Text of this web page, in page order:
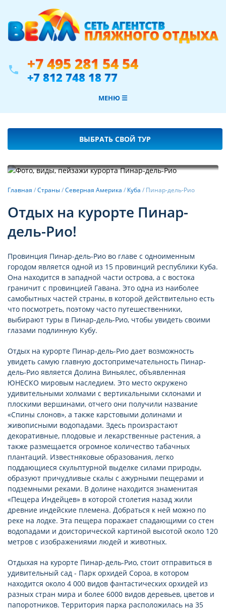
phone +7 495 281 54 54
+7 812 748 18 77
МЕНЮ ☰
ВЫБРАТЬ СВОЙ ТУР
Фотогалерея
Главная /Страны/Северная Америка / Куба / Пинар-дель-Рио
Отдых на курорте Пинар-
дель-Рио!
Провинция Пинар-дель-Рио во главе с одноименным
городом является одной из 15 провинций республики Куба.
Она находится в западной части острова, а с востока
граничит с провинцией Гавана. Это одна из наиболее
самобытных частей страны, в которой действительно есть
что посмотреть, поэтому часто путешественники,
выбирают туры в Пинар-дель-Рио, чтобы увидеть своими
глазами подлинную Кубу.
Отдых на курорте Пинар-дель-Рио дает возможность
увидеть самую главную достопримечательность Пинар-
дель-Рио является Долина Виньялес, объявленная
ЮНЕСКО мировым наследием. Это место окружено
удивительными холмами с вертикальными склонами и
плоскими вершинами, отчего они получили название
«Спины слонов», а также карстовыми долинами и
живописными водопадами. Здесь произрастают
декоративные, плодовые и лекарственные растения, а
также размещается огромное количество табачных
плантаций. Известняковые образования, легко
поддающиеся скульптурной выделке силами природы,
образуют причудливые скалы с ажурными пещерами и
подземными реками. В долине находится знаменитая
«Пещера Индейцев» в которой столетия назад жили
древние индейские племена. Добраться к ней можно по
реке на лодке. Эта пещера поражает спадающими со стен
водопадами и доисторической картиной высотой около 120
метров с изображениями людей и животных.
Отдыхая на курорте Пинар-дель-Рио, стоит отправиться в
удивительный сад - Парк орхидей Сороа, в котором
находится около 4 000 видов фантастических орхидей из
разных стран мира и более 6000 видов деревьев, цветов и
папоротников. Территория парка расположилась на 35